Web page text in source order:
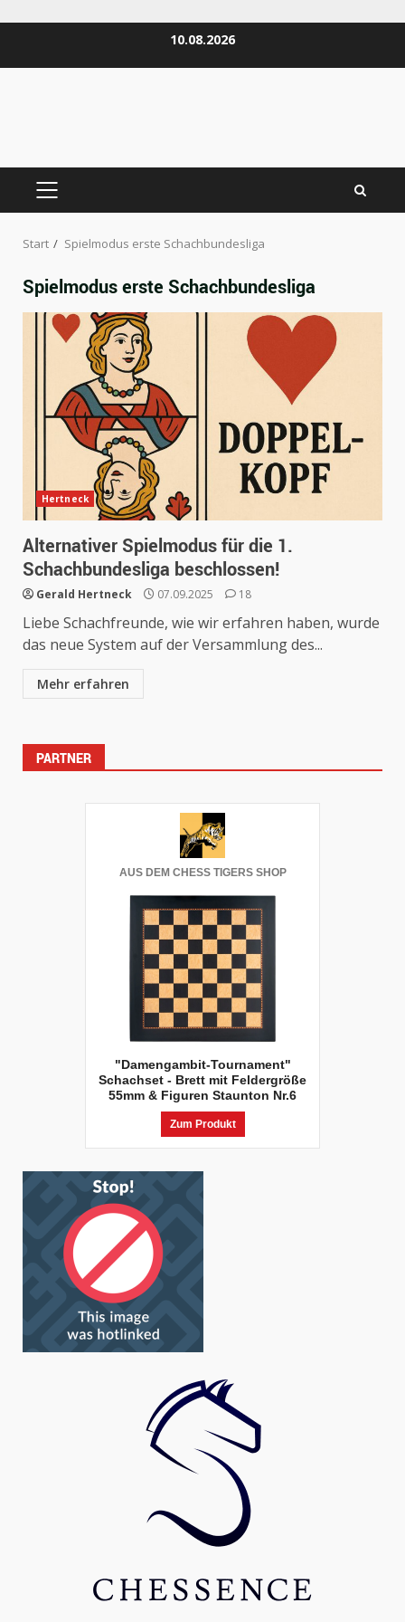
10.08.2026
PRIMÄRES
Start Spielmodus erste Schachbundesliga
Spielmodus erste Schachbundesliga
Hertneck
Alternativer Spielmodus für die 1.
Schachbundesliga beschlossen!
Gerald Hertneck 07.09.2025 18
Liebe Schachfreunde, wie wir erfahren haben, wurde
das neue System auf der Versammlung des...
Mehr erfahren
PARTNER
AUS DEM CHESS TIGERS SHOP
"Damengambit-Tournament"
Schachset - Brett mit Feldergröße
55mm & Figuren Staunton Nr.6
Zum Produkt